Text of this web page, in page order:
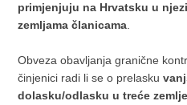
primjenjuju na Hrvatsku u
zemljama članicama
Obveza obavljanja granične
činjenici radi li se o prelasku
dolasku/odlasku u treće